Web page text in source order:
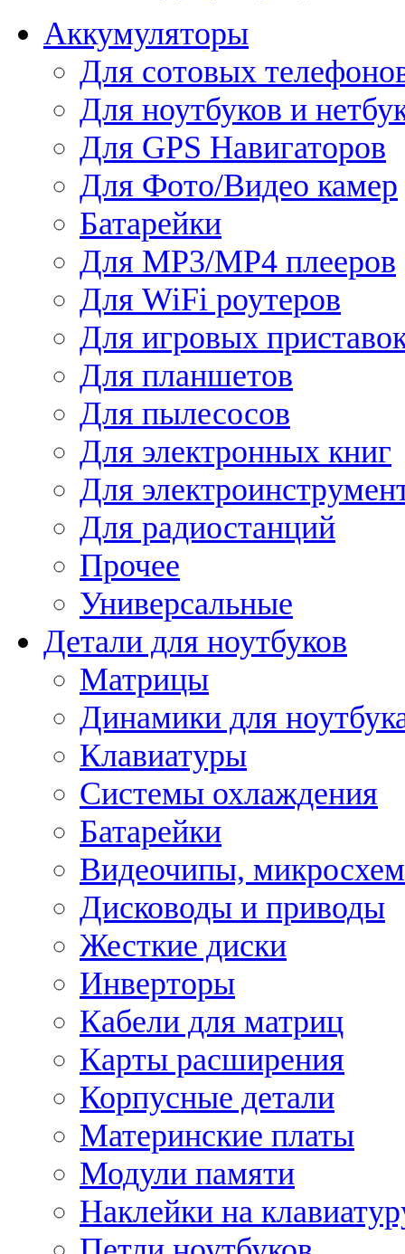
Аккумуляторы
Для сотовых
Для ноутбуков и
Для GPS Навигаторов
Для Фото/Видео камер
Батарейки
Для MP3/MP4 плееров
Для WiFi роутеров
Для игровых
Для планшетов
Для пылесосов
Для электронных книг
Для
Для радиостанций
Прочее
Универсальные
Детали для ноутбуков
Матрицы
Динамики для
Клавиатуры
Системы охлаждения
Батарейки
Видеочипы,
Дисководы и приводы
Жесткие диски
Инверторы
Кабели для матриц
Карты расширения
Корпусные детали
Материнские платы
Модули памяти
Наклейки на